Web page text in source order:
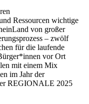
Ressourcen wichtige
von großer
– zwölf
für die laufende
vor Ort
mit einem Mix
im Jahr der
REGIONALE 2025